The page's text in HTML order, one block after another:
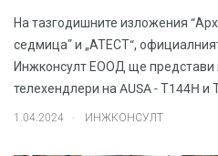
На тазгодишните изложения
седмица” и „АТЕСТ“,
Инжконсулт ЕООД ще представи
телехендлери на AUSA - Т144H и
1.04.2024 . ИНЖКОНСУЛТ